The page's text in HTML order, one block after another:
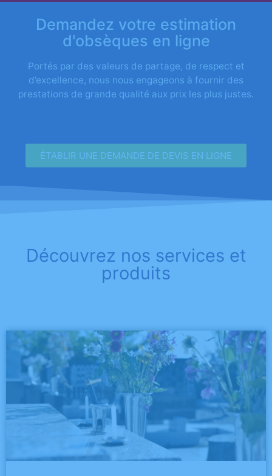
Demandez votre estimation
d'obsèques en ligne
Portés par des valeurs de partage, de respect et
d’excellence, nous nous engageons à fournir des
prestations de grande qualité aux prix les plus justes.
ÉTABLIR UNE DEMANDE DE DEVIS EN LIGNE
Découvrez nos services et
produits